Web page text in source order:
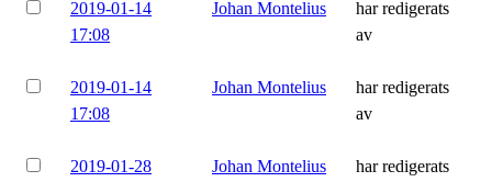
2019-01-14
17:08
Johan Montelius
har redigerats
av
2019-01-14
17:08
Johan Montelius
har redigerats
av
2019-01-28
Johan Montelius
har redigerats